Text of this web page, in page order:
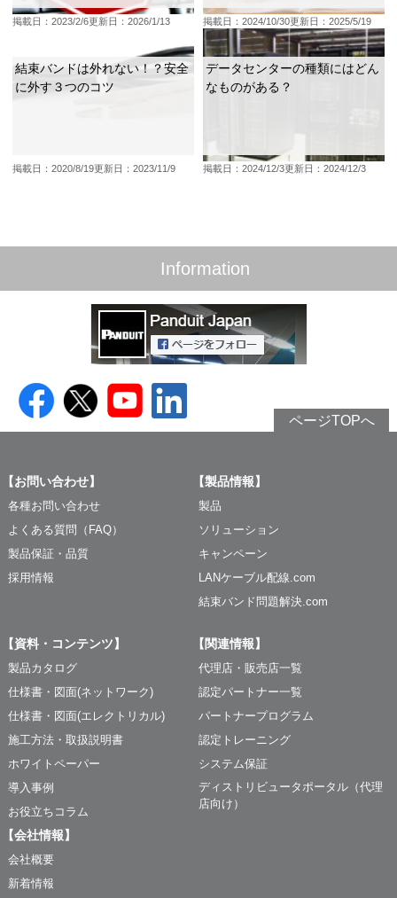
掲載日：2023/2/6更新日：2026/1/13 掲載日：2024/10/30更新日：2025/5/19
結束バンドは外れない！？安全
に外す３つのコツ
掲載日：2020/8/19更新日：2023/11/9
データセンターの種類にはどん
なものがある？
掲載日：2024/12/3更新日：2024/12/3
Information
ページTOPへ
【お問い合わせ】
各種お問い合わせ
よくある質問（FAQ）
製品保証・品質
採用情報
【製品情報】
製品
ソリューション
キャンペーン
LANケーブル配線.com
結束バンド問題解決.com
【資料・コンテンツ】
製品カタログ
仕様書・図面(ネットワーク)
仕様書・図面(エレクトリカル)
施工方法・取扱説明書
ホワイトペーパー
導入事例
お役立ちコラム
【関連情報】
代理店・販売店一覧
認定パートナー一覧
パートナープログラム
認定トレーニング
システム保証
ディストリビュータポータル（代理
店向け）
【会社情報】
会社概要
新着情報